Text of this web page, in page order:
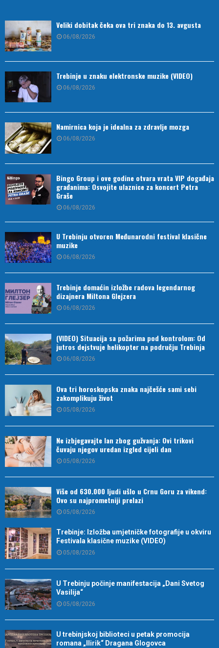
Veliki dobitak čeka ova tri znaka do 13. avgusta
06/08/2026
Trebinje u znaku elektronske muzike (VIDEO)
06/08/2026
Namirnica koja je idealna za zdravlje mozga
06/08/2026
Bingo Group i ove godine otvara vrata VIP događaja
građanima: Osvojite ulaznice za koncert Petra
Graše
06/08/2026
U Trebinju otvoren Međunarodni festival klasične
muzike
06/08/2026
Trebinje domaćin izložbe radova legendarnog
dizajnera Miltona Glejzera
06/08/2026
(VIDEO) Situacija sa požarima pod kontrolom: Od
jutros dejstvuje helikopter na području Trebinja
06/08/2026
Ova tri horoskopska znaka najčešće sami sebi
zakomplikuju život
05/08/2026
Ne izbjegavajte lan zbog gužvanja: Ovi trikovi
čuvaju njegov uredan izgled cijeli dan
05/08/2026
Više od 630.000 ljudi ušlo u Crnu Goru za vikend:
Ovo su najprometniji prelazi
05/08/2026
Trebinje: Izložba umjetničke fotografije u okviru
Festivala klasične muzike (VIDEO)
05/08/2026
U Trebinju počinje manifestacija „Dani Svetog
Vasilija“
05/08/2026
U trebinjskoj biblioteci u petak promocija
romana „Ilirik“ Dragana Glogovca